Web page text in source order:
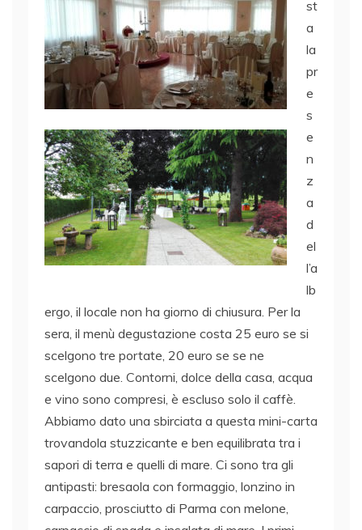
st
a
la
pr
e
s
e
n
z
a
d
el
l’a
lb
ergo, il locale non ha giorno di chiusura. Per la
sera, il menù degustazione costa 25 euro se si
scelgono tre portate, 20 euro se se ne
scelgono due. Contorni, dolce della casa, acqua
e vino sono compresi, è escluso solo il caffè.
Abbiamo dato una sbirciata a questa mini-carta
trovandola stuzzicante e ben equilibrata tra i
sapori di terra e quelli di mare. Ci sono tra gli
antipasti: bresaola con formaggio, lonzino in
carpaccio, prosciutto di Parma con melone,